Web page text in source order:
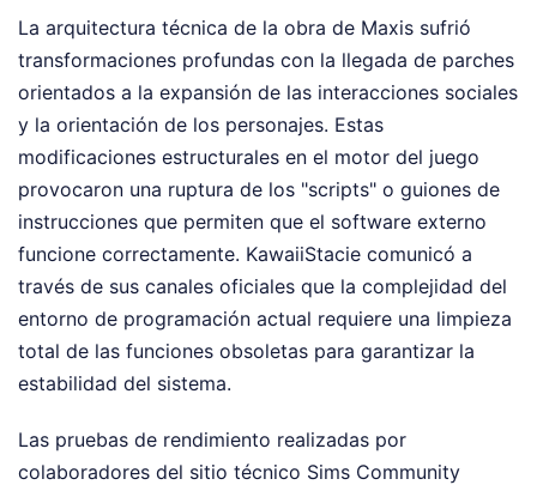
La arquitectura técnica de la obra de Maxis sufrió
transformaciones profundas con la llegada de parches
orientados a la expansión de las interacciones sociales
y la orientación de los personajes. Estas
modificaciones estructurales en el motor del juego
provocaron una ruptura de los "scripts" o guiones de
instrucciones que permiten que el software externo
funcione correctamente. KawaiiStacie comunicó a
través de sus canales oficiales que la complejidad del
entorno de programación actual requiere una limpieza
total de las funciones obsoletas para garantizar la
estabilidad del sistema.
Las pruebas de rendimiento realizadas por
colaboradores del sitio técnico Sims Community